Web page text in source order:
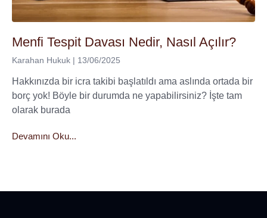
Menfi Tespit Davası Nedir, Nasıl Açılır?
Karahan Hukuk 13/06/2025
Hakkınızda bir icra takibi başlatıldı ama aslında ortada bir
borç yok! Böyle bir durumda ne yapabilirsiniz? İşte tam
olarak burada
Devamını Oku...